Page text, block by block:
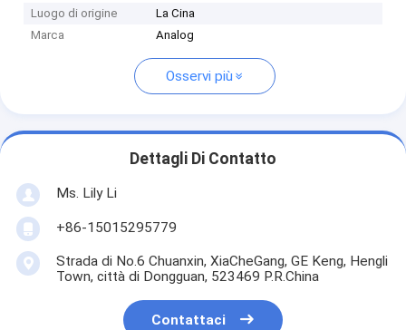
Luogo di origine
La Cina
Marca
Analog
Osservi più
Dettagli Di Contatto
Ms. Lily Li
+86-15015295779
Strada di No.6 Chuanxin, XiaCheGang, GE Keng, Hengli
Town, città di Dongguan, 523469 P.R.China
Contattaci